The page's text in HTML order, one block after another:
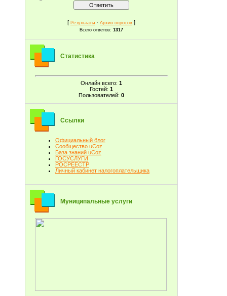
[ Результаты · Архив опросов ]
Всего ответов: 1317
Статистика
Онлайн всего: 1
Гостей: 1
Пользователей: 0
Ссылки
Официальный блог
Сообщество uCoz
База знаний uCoz
ГОСУСЛУГИ
РОСРЕЕСТР
Личный кабинет налогоплательщика
Муниципальные услуги